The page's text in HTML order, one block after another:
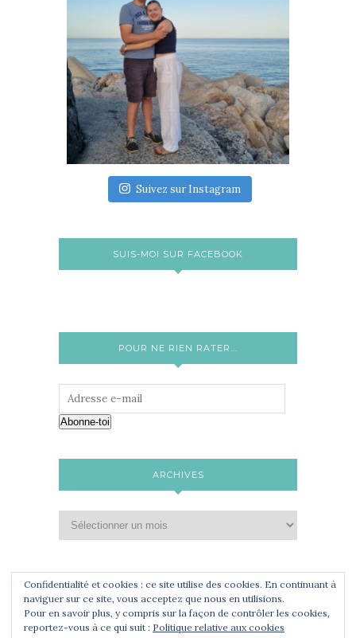
Suivez sur Instagram
SUIS-MOI SUR FACEBOOK
POUR NE RIEN RATER...
Abonne-toi
ARCHIVES
Confidentialité et cookies : ce site utilise des cookies. En continuant à
naviguer sur ce site, vous acceptez que nous en utilisions.
Pour en savoir plus, y compris sur la façon de contrôler les cookies,
reportez-vous à ce qui suit : Politique relative aux cookies